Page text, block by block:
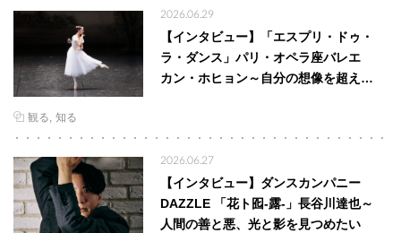
2026.06.29
【インタビュー】「エスプリ・ドゥ・
ラ・ダンス」パリ・オペラ座バレエ
カン・ホヒョン～自分の想像を超え…
観る 知る
2026.06.27
【インタビュー】ダンスカンパニー
DAZZLE 「花ト囮-露-」長谷川達也～
人間の善と悪、光と影を見つめたい